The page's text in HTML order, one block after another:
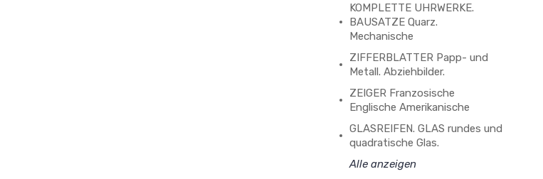
KOMPLETTE UHRWERKE.
BAUSATZE Quarz.
Mechanische
ZIFFERBLATTER Papp- und
Metall. Abziehbilder.
ZEIGER Franzosische
Englische Amerikanische
GLASREIFEN. GLAS rundes und
quadratische Glas.
Alle anzeigen